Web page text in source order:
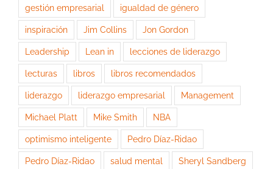
gestión empresarial igualdad de género
inspiración Jim Collins Jon Gordon
Leadership Lean in lecciones de liderazgo
lecturas libros libros recomendados
liderazgo liderazgo empresarial Management
Michael Platt Mike Smith NBA
optimismo inteligente Pedro Díaz-Ridao
Pedro Díaz-Ridao salud mental Sheryl Sandberg